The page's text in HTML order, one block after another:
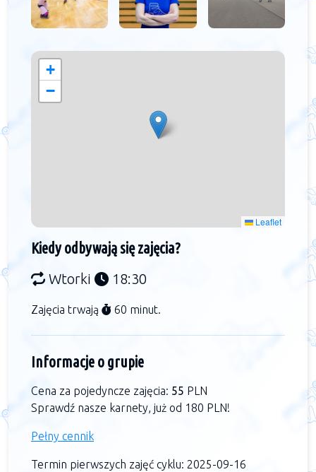
+
−
Leaflet
Kiedy odbywają się zajęcia?
Wtorki 18:30
Zajęcia trwają 60 minut.
Informacje o grupie
Cena za pojedyncze zajęcia: 55 PLN
Sprawdź nasze karnety, już od 180 PLN!
Pełny cennik
Termin pierwszych zajęć cyklu: 2025-09-16